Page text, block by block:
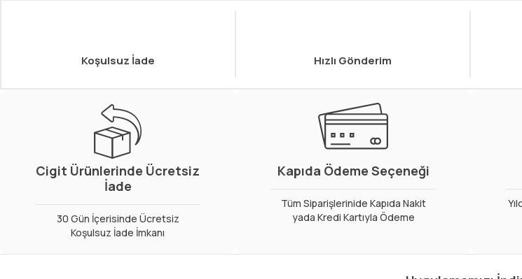
Koşulsuz İade Hızlı Gönderim
Cigit Ürünlerinde Ücretsiz
İade
30 Gün İçerisinde Ücretsiz
Koşulsuz İade İmkanı
Kapıda Ödeme Seçeneği
Tüm Siparişlerinide Kapıda Nakit
yada Kredi Kartıyla Ödeme